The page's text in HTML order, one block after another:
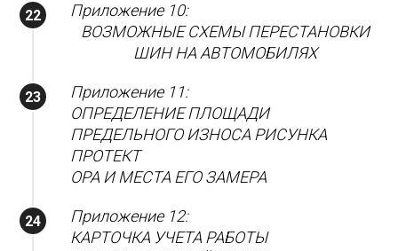
Приложение 10:
ВОЗМОЖНЫЕ СХЕМЫ ПЕРЕСТАНОВКИ
ШИН НА АВТОМОБИЛЯХ
Приложение 11:
ОПРЕДЕЛЕНИЕ ПЛОЩАДИ
ПРЕДЕЛЬНОГО ИЗНОСА РИСУНКА
ПРОТЕКТ
ОРА И МЕСТА ЕГО ЗАМЕРА
Приложение 12:
КАРТОЧКА УЧЕТА РАБОТЫ